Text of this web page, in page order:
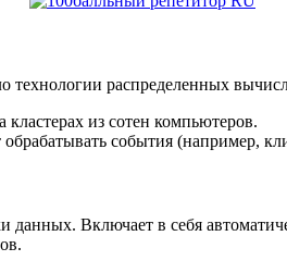
технологии распределенных
из сотен компьютеров.
события (например,
Включает в себя